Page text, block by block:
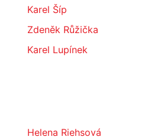
Karel Šíp
Zdeněk Růžička
Karel Lupínek
Helena Riehsová